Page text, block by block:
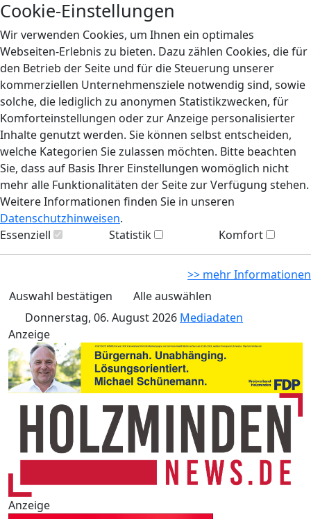
Cookie-Einstellungen
Wir verwenden Cookies, um Ihnen ein optimales
Webseiten-Erlebnis zu bieten. Dazu zählen Cookies, die für
den Betrieb der Seite und für die Steuerung unserer
kommerziellen Unternehmensziele notwendig sind, sowie
solche, die lediglich zu anonymen Statistikzwecken, für
Komforteinstellungen oder zur Anzeige personalisierter
Inhalte genutzt werden. Sie können selbst entscheiden,
welche Kategorien Sie zulassen möchten. Bitte beachten
Sie, dass auf Basis Ihrer Einstellungen womöglich nicht
mehr alle Funktionalitäten der Seite zur Verfügung stehen.
Weitere Informationen finden Sie in unseren
Datenschutzhinweisen.
Essenziell
Statistik Komfort
>> mehr Informationen
Auswahl bestätigen
Alle auswählen
Donnerstag, 06. August 2026 Mediadaten
Anzeige
Anzeige